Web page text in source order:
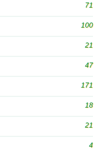
71
100
21
47
171
18
21
4